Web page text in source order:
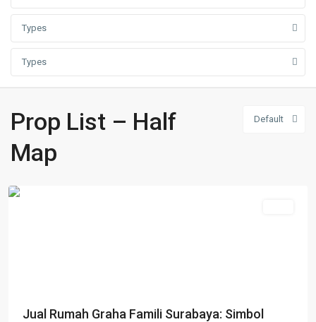
Types
Types
Default
Prop List – Half
Map
Famili
Surabaya
Jual Rumah Graha Famili Surabaya: Simbol